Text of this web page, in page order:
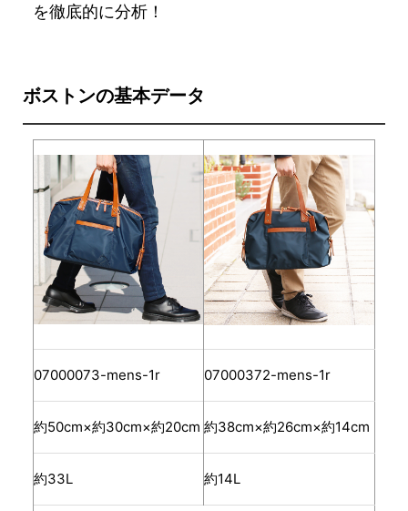
を徹底的に分析！
ボストンの基本データ
07000073-mens-1r 07000372-mens-1r
約50cm×約30cm×約20cm 約38cm×約26cm×約14cm
約33L 約14L